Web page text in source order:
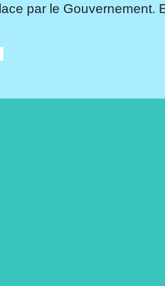
par le Gouvernement.